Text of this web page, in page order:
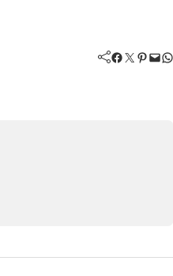
Facebook Twitter Pinterest Mail WhatsApp